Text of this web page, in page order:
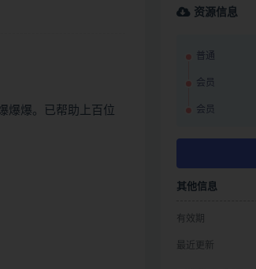
爆爆。已帮助上百位
资源信息
普通
会员
会员
其他信息
有效期
最近更新